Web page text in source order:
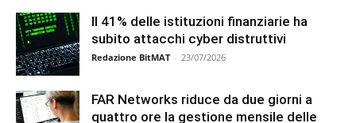
Il 41% delle istituzioni finanziarie ha
subito attacchi cyber distruttivi
Redazione BitMAT - 23/07/2026
FAR Networks riduce da due giorni a
quattro ore la gestione mensile delle